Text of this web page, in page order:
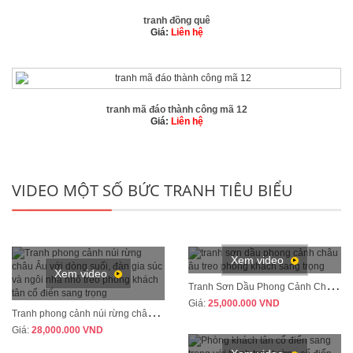
tranh đồng quê
Giá: Liên hệ
tranh mã đáo thành công mã 12
Giá: Liên hệ
VIDEO MỘT SỐ BỨC TRANH TIÊU BIỂU
Xem video
T
ranh phong cảnh núi rừng châu Âu treo phòng khách tân cổ điển sang trọng MÃ CD03
Giá: 28,000.000 VND
Xem video
T
ranh Sơn Dầu Phong Cảnh Châu Âu Treo Phòng Khách – Sang Trọng, Đẳng Cấp MÃ CD04
Giá: 25,000.000 VND